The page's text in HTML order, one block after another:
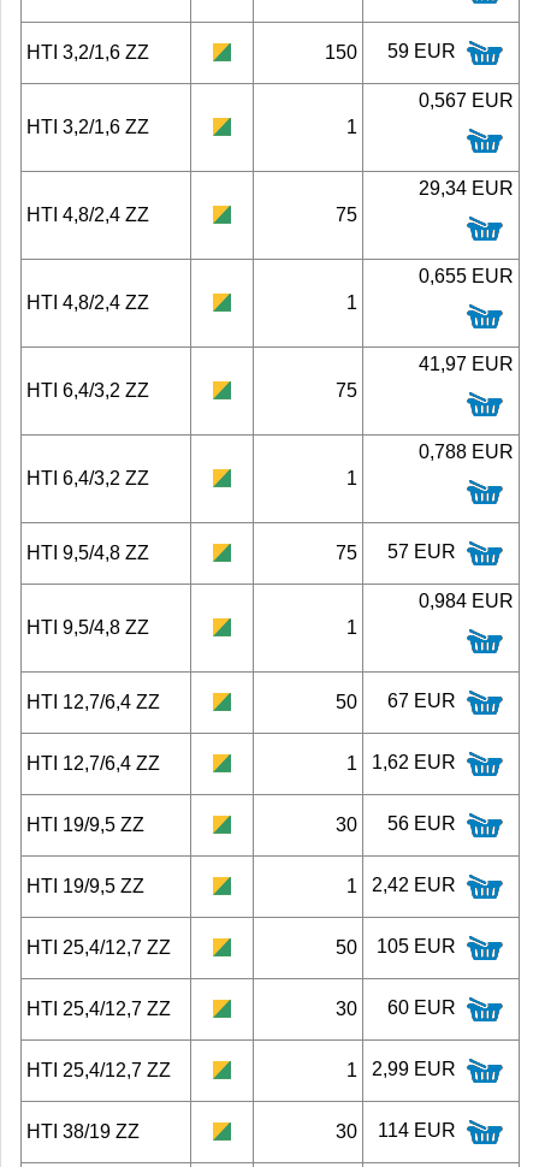
HTI 3,2/1,6 ZZ 150 59 EUR
HTI 3,2/1,6 ZZ 1
0,567 EUR
HTI 4,8/2,4 ZZ 75
29,34 EUR
HTI 4,8/2,4 ZZ 1
0,655 EUR
HTI 6,4/3,2 ZZ 75
41,97 EUR
HTI 6,4/3,2 ZZ 1
0,788 EUR
HTI 9,5/4,8 ZZ 75 57 EUR
HTI 9,5/4,8 ZZ 1
0,984 EUR
HTI 12,7/6,4 ZZ 50 67 EUR
HTI 12,7/6,4 ZZ 1 1,62 EUR
HTI 19/9,5 ZZ 30 56 EUR
HTI 19/9,5 ZZ 1 2,42 EUR
HTI 25,4/12,7 ZZ 50 105 EUR
HTI 25,4/12,7 ZZ 30 60 EUR
HTI 25,4/12,7 ZZ 1 2,99 EUR
HTI 38/19 ZZ 30 114 EUR